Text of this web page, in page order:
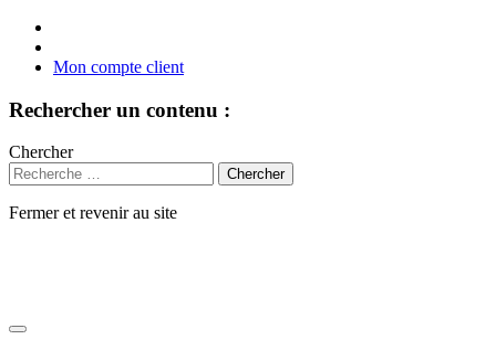
Mon compte client
Rechercher un contenu :
Chercher
Fermer et revenir au site